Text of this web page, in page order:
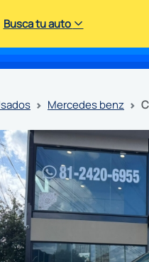
Busca tu auto
usados mercedes benz